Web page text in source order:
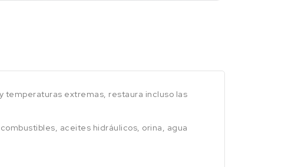
temperaturas extremas, restaura incluso las
aceites hidráulicos, orina, agua